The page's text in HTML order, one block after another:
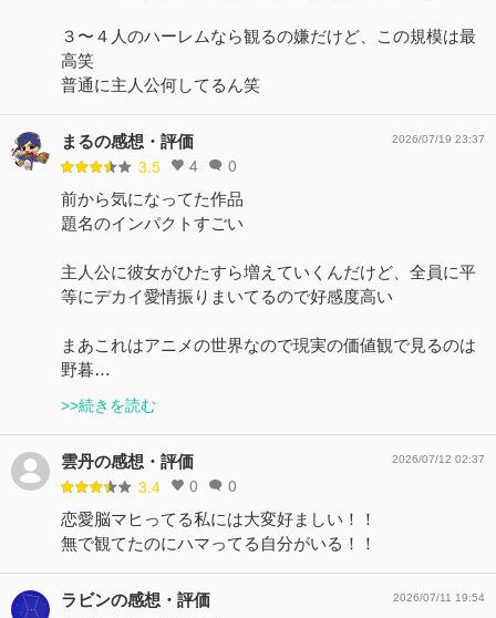
３〜４人のハーレムなら観るの嫌だけど、この規模は最
高笑
普通に主人公何してるん笑
まるの感想・評価
3.5 4 0
2026/07/19 23:37
前から気になってた作品
題名のインパクトすごい
主人公に彼女がひたすら増えていくんだけど、全員に平
等にデカイ愛情振りまいてるので好感度高い
まあこれはアニメの世界なので現実の価値観で見るのは
野暮…
>>続きを読む
雲丹の感想・評価
3.4 0 0
2026/07/12 02:37
恋愛脳マヒってる私には大変好ましい！！
無で観てたのにハマってる自分がいる！！
ラビンの感想・評価 2026/07/11 19:54